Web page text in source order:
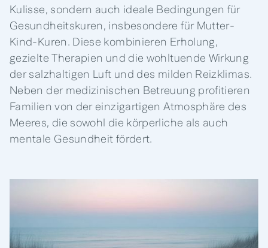
Kulisse, sondern auch ideale Bedingungen für
Gesundheitskuren, insbesondere für Mutter-
Kind-Kuren. Diese kombinieren Erholung,
gezielte Therapien und die wohltuende Wirkung
der salzhaltigen Luft und des milden Reizklimas.
Neben der medizinischen Betreuung profitieren
Familien von der einzigartigen Atmosphäre des
Meeres, die sowohl die körperliche als auch
mentale Gesundheit fördert.